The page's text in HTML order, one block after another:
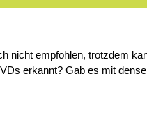
nicht empfohlen, trotzdem
erkannt? Gab es mit